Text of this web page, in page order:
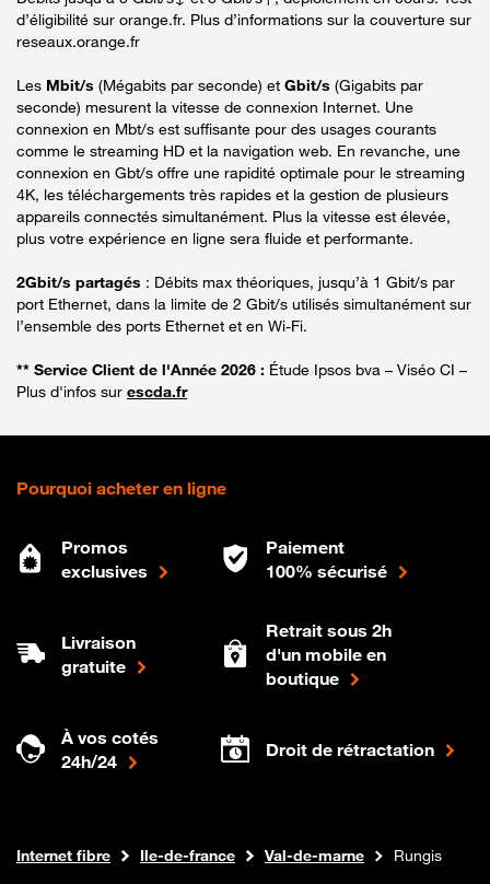
d’éligibilité sur orange.fr. Plus d’informations sur la couverture sur
reseaux.orange.fr
Les Mbit/s (Mégabits par seconde) et Gbit/s (Gigabits par
seconde) mesurent la vitesse de connexion Internet. Une
connexion en Mbt/s est suffisante pour des usages courants
comme le streaming HD et la navigation web. En revanche, une
connexion en Gbt/s offre une rapidité optimale pour le streaming
4K, les téléchargements très rapides et la gestion de plusieurs
appareils connectés simultanément. Plus la vitesse est élevée,
plus votre expérience en ligne sera fluide et performante.
2Gbit/s partagés : Débits max théoriques, jusqu’à 1 Gbit/s par
port Ethernet, dans la limite de 2 Gbit/s utilisés simultanément sur
l’ensemble des ports Ethernet et en Wi-Fi.
** Service Client de l'Année 2026 : Étude Ipsos bva – Viséo CI –
Plus d'infos sur escda.fr
Pourquoi acheter en ligne
Promos
exclusives
Paiement
100% sécurisé
Livraison
gratuite
Retrait sous 2h
d'un mobile en
boutique
À vos cotés
24h/24
Droit de rétractation
Boutique Orange
Internet fibre Ile-de-france Val-de-marne Rungis